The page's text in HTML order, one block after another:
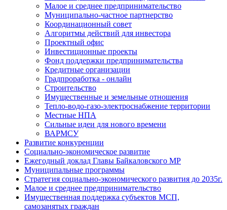
Малое и среднее предпринимательство
Муниципально-частное партнерство
Координационный совет
Алгоритмы действий для инвестора
Проектный офис
Инвестиционные проекты
Фонд поддержки предпринимательства
Кредитные организации
Градпроработка - онлайн
Строительство
Имущественные и земельные отношения
Тепло-водо-газо-электроснабжение территории
Местные НПА
Сильные идеи для нового времени
ВАРМСУ
Развитие конкуренции
Социально-экономическое развитие
Ежегодный доклад Главы Байкаловского МР
Муниципальные программы
Стратегия социально-экономического развития до 2035г.
Малое и среднее предпринимательство
Имущественная поддержка субъектов МСП,
самозанятых граждан